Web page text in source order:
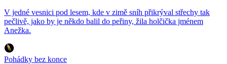
V jedné vesnici pod lesem, kde v zimě sníh přikrýval střechy tak
pečlivě, jako by je někdo balil do peřiny, žila holčička jménem
Anežka.
Pohádky bez konce